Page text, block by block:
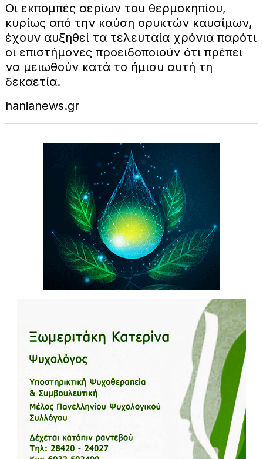
Οι εκπομπές αερίων του θερμοκηπίου,
κυρίως από την καύση ορυκτών καυσίμων,
έχουν αυξηθεί τα τελευταία χρόνια παρότι
οι επιστήμονες προειδοποιούν ότι πρέπει
να μειωθούν κατά το ήμισυ αυτή τη
δεκαετία.
hanianews.gr